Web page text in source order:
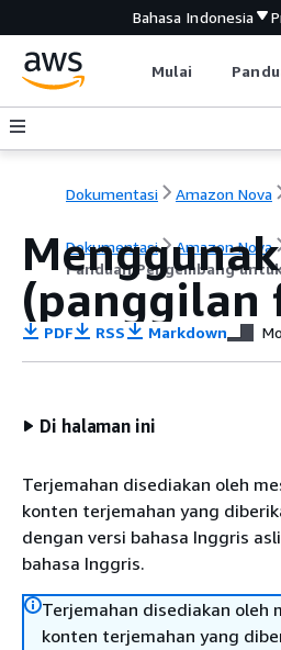
Bahasa Indonesia
Mulai
Dokumentasi Amazon Nova
Dokumentasi
Amazon Nova
Panduan Pengembang
(panggilan
PDF RSS Markdown
Di halaman ini
Terjemahan disediakan oleh
konten terjemahan yang
dengan versi bahasa Inggris
bahasa Inggris.
Terjemahan disediakan oleh
konten terjemahan yang